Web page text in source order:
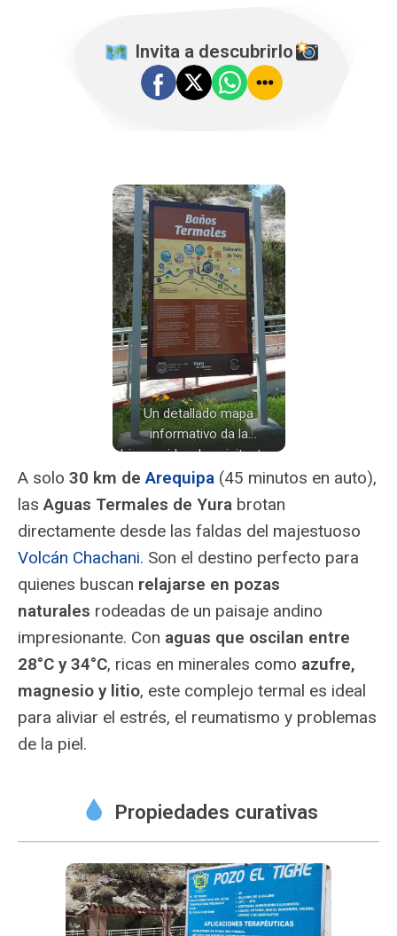
️ Invita a descubrirlo
Un detallado mapa
informativo da la
bienvenida a los visitantes
de los Baños Termales de
Yura. Se señalan las
diferentes piscinas, áreas
de estacionamiento,
servicios y la distribución
general de este balneario
A solo 30 km deArequipa (45 minutos en auto),
lasAguas Termales de Yura brotan
directamente desde las faldas del majestuoso
Volcán Chachani. Son el destino perfecto para
quienes buscan relajarse en pozas
naturales rodeadas de un paisaje andino
impresionante. Con aguas que oscilan entre
28°C y 34°C, ricas en minerales como azufre,
magnesio y litio, este complejo termal es ideal
para aliviar el estrés, el reumatismo y problemas
de la piel.
Propiedades curativas